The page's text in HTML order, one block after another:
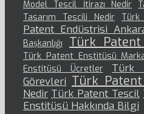
Model Tescil İtirazı Nedir
Tasarım Tescili Nedir
Türk
Patent Endüstrisi
Başkanlığı
Türk
Türk Patent Enstitüsü
Enstitüsü Ücretler
Türk
Görevleri Türk
Nedir Türk Patent Tescil
Enstitüsü Hakkında Bilgi